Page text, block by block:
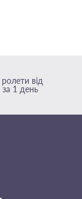
від
1 день